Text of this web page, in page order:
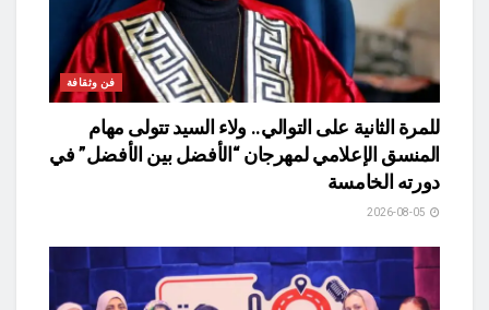
فن وثقافة
للمرة الثانية على التوالي.. ولاء السيد تتولى مهام
المنسق الإعلامي لمهرجان “الأفضل بين الأفضل” في
دورته الخامسة